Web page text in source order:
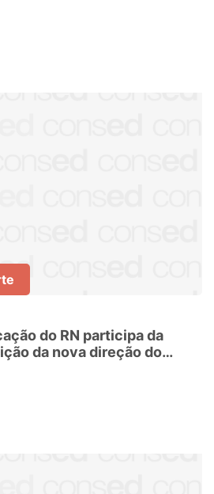
do RN participa da
da nova direção do